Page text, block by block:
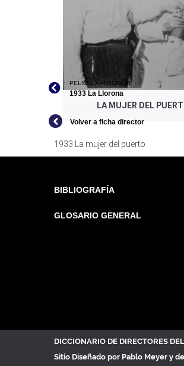
LA MUJER DEL
PELICULA ANTERIOR
1933 La Llorona
Volver a ficha director
1933 La mujer del puerto
BIBLIOGRAFÍA
GLOSARIO GENERAL
DICCIONARIO DE DIRECTORES
Sitio Diseñado por Pablo Meyer y